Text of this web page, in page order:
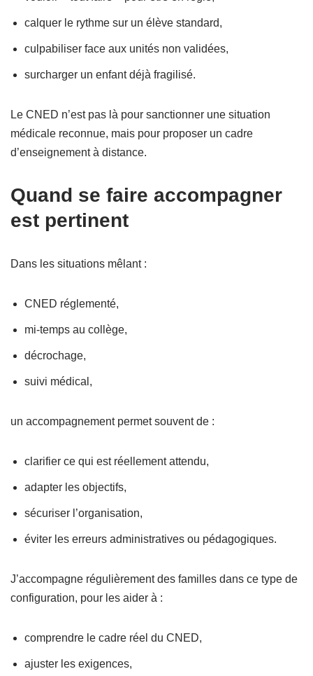
calquer le rythme sur un élève standard,
culpabiliser face aux unités non validées,
surcharger un enfant déjà fragilisé.
Le CNED n’est pas là pour sanctionner une situation
médicale reconnue, mais pour proposer un cadre
d’enseignement à distance.
Quand se faire accompagner
est pertinent
Dans les situations mêlant :
CNED réglementé,
mi-temps au collège,
décrochage,
suivi médical,
un accompagnement permet souvent de :
clarifier ce qui est réellement attendu,
adapter les objectifs,
sécuriser l’organisation,
éviter les erreurs administratives ou pédagogiques.
J’accompagne régulièrement des familles dans ce type de
configuration, pour les aider à :
comprendre le cadre réel du CNED,
ajuster les exigences,